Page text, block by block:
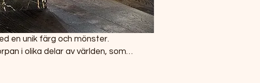
i olika delar av världen, som